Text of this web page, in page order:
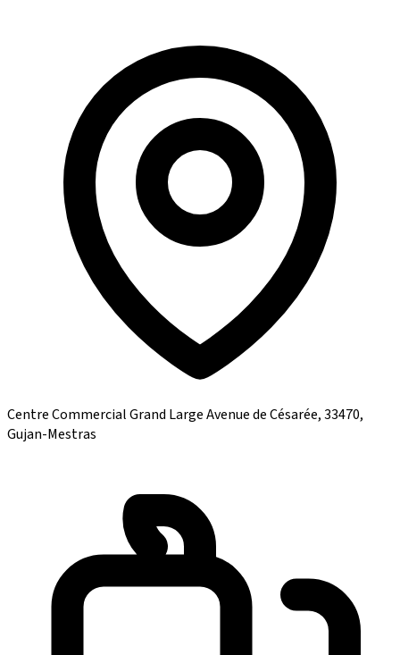
Centre Commercial Grand Large Avenue de Césarée, 33470,
Gujan-Mestras